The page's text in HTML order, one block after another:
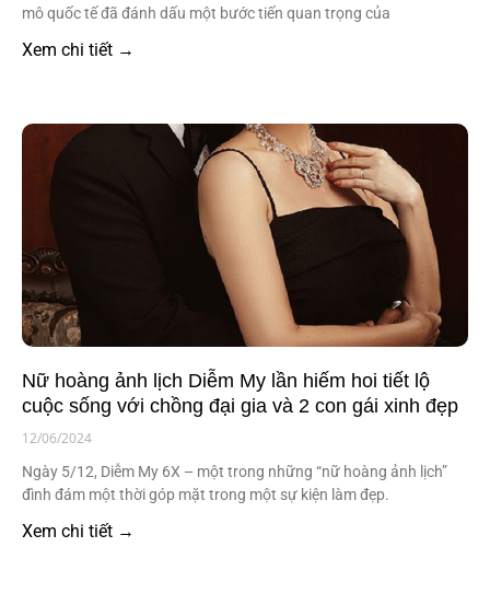
mô quốc tế đã đánh dấu một bước tiến quan trọng của
Xem chi tiết →
Nữ hoàng ảnh lịch Diễm My lần hiếm hoi tiết lộ
cuộc sống với chồng đại gia và 2 con gái xinh đẹp
12/06/2024
Ngày 5/12, Diễm My 6X – một trong những “nữ hoàng ảnh lịch”
đình đám một thời góp mặt trong một sự kiện làm đẹp.
Xem chi tiết →